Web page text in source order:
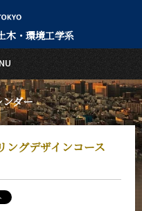
木・環境工学系
ダー
ングデザインコース
English